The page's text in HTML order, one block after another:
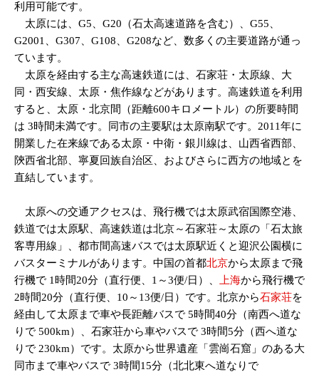
利用可能です。
太原には、G5、G20（石太高速道路を含む）、G55、
G2001、G307、G108、G208など、数多くの主要道路が通っ
ています。
太原を経由する主な高速鉄道には、石家荘・太原線、大
同・西安線、太原・焦作線などがあります。高速鉄道を利用
すると、太原・北京間（距離600キロメートル）の所要時間
は 3時間未満です。同市の主要駅は太原南駅です。2011年に
開業した在来線である太原・中衛・銀川線は、山西省西部、
陝西省北部、寧夏回族自治区、およびさらに西方の地域とを
直結しています。
太原への交通アクセスは、飛行機では太原武宿国際空港、
鉄道では太原駅、高速鉄道は北京～石家荘～太原の「石太旅
客専用線」、都市間高速バスでは太原駅近くと迎沢公園横に
バスターミナルがあります。中国の首都北京から太原まで飛
行機で 1時間20分（直行便、1～3便/日）、
上海から飛行機で
2時間20分（直行便、10～13便/日）です。北京から石家荘を
経由して太原まで車や長距離バスで 5時間40分（南西へ道な
りで 500km）、石家荘から車やバスで 3時間5分（西へ道な
りで 230km）です。太原から世界遺産「雲崗石窟」のある大
同市まで車やバスで 3時間15分（北北東へ道なりで